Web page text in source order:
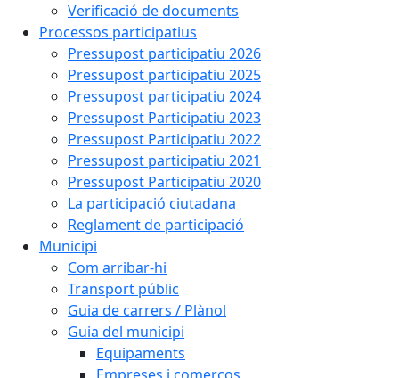
Verificació de documents
Processos participatius
Pressupost participatiu 2026
Pressupost participatiu 2025
Pressupost participatiu 2024
Pressupost Participatiu 2023
Pressupost Participatiu 2022
Pressupost participatiu 2021
Pressupost Participatiu 2020
La participació ciutadana
Reglament de participació
Municipi
Com arribar-hi
Transport públic
Guia de carrers / Plànol
Guia del municipi
Equipaments